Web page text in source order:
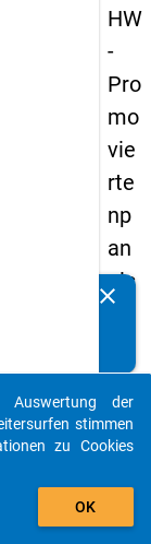
HW
-
Pro
mo
vie
rte
np
an
els
-
ers
te
clear
auto_stories
add_shopping_cart
Auswertung der
stimmen
zu Cookies
OK